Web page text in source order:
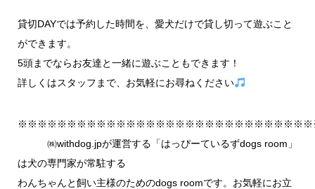
貸切DAYでは予約した時間を、愛犬だけで貸し切って遊ぶこと
ができます。
5頭までならお友達と一緒に遊ぶこともできます！
詳しくはスタッフまで、お気軽にお尋ねください
㈱withdog.jpが運営する「はっぴーているずdogs room」
は犬の専門家が常駐する
わんちゃんと飼い主様のためのdogs roomです。お気軽にお立